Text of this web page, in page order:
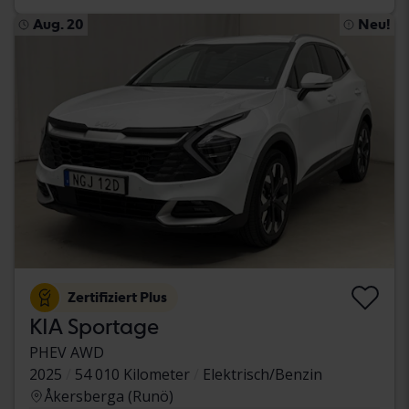
Aug. 20 Neu!
Zertifiziert Plus
KIA Sportage
PHEV AWD
2025
54 010 Kilometer
Elektrisch/Benzin
Åkersberga (Runö)